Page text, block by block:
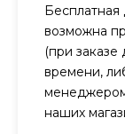
Бесплатная
возможна
(при заказе
времени,
наших